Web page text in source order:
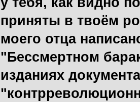
приняты в твоём
моего отца
"Бессмертном
изданиях